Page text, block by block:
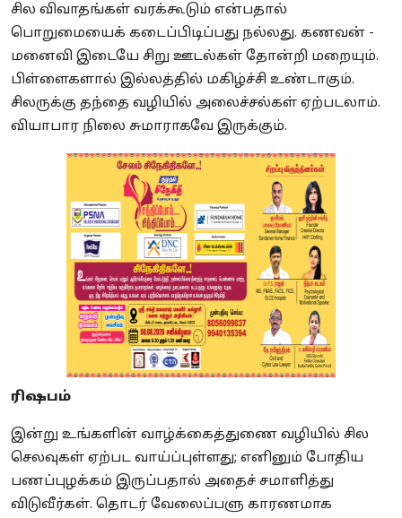
சில விவாதங்கள் வரக்கூடும் என்பதால்
பொறுமையைக் கடைப்பிடிப்பது நல்லது. கணவன் -
மனைவி இடையே சிறு ஊடல்கள் தோன்றி மறையும்.
பிள்ளைகளால் இல்லத்தில் மகிழ்ச்சி உண்டாகும்.
சிலருக்கு தந்தை வழியில் அலைச்சல்கள் ஏற்படலாம்.
வியாபார நிலை சுமாராகவே இருக்கும்.
ரிஷபம்
இன்று உங்களின் வாழ்க்கைத்துணை வழியில் சில
செலவுகள் ஏற்பட வாய்ப்புள்ளது; எனினும் போதிய
பணப்புழக்கம் இருப்பதால் அதைச் சமாளித்து
விடுவீர்கள். தொடர் வேலைப்பளு காரணமாக